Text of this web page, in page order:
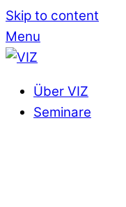
Skip to content
Menu
Über VIZ
Seminare